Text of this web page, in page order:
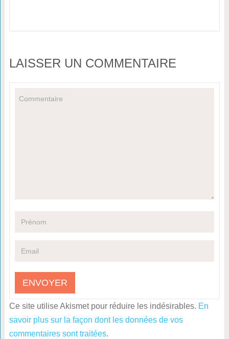
LAISSER UN COMMENTAIRE
Ce site utilise Akismet pour réduire les indésirables. En
savoir plus sur la façon dont les données de vos
commentaires sont traitées.